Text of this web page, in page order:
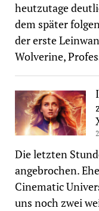
heutzutage
dem später
der erste
Wolverine,
Die letzten
angebrochen.
Cinematic
uns noch zwei